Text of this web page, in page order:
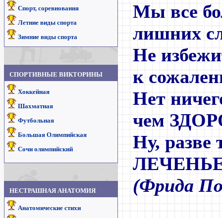
Спорт, соревнования
Летние виды спорта
Зимние виды спорта
СПОРТИВНЫЕ ВИКТОРИНЫ
Хоккейная
Шахматная
Футбольная
Большая Олимпийская
Сочи олимпийский
НЕСТРАШНАЯ АНАТОМИЯ
Анатомические стихи
Мы все
лишних
Не
к
Нет
чем
Ну,
(Фрида